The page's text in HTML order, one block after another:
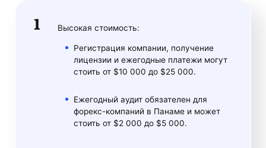
Высокая стоимость:
Регистрация компании, получение
лицензии и ежегодные платежи могут
стоить от $10 000 до $25 000.
Ежегодный аудит обязателен для
форекс-компаний в Панаме и может
стоить от $2 000 до $5 000.